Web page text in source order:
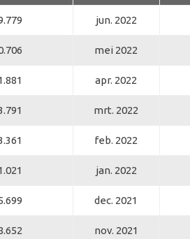
jun. 2022
mei 2022
apr. 2022
mrt. 2022
feb. 2022
jan. 2022
dec. 2021
nov. 2021